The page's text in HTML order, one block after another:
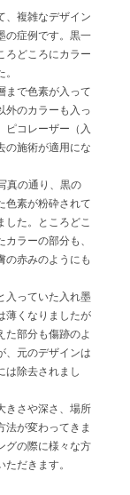
、複雑なデザイン
の症例です。黒一
ろどころにカラー
まで色素が入って
外のカラーも入っ
ピコレーザー（入
の施術が適用にな
真の通り、黒の
色素が粉砕されて
した。ところどこ
ラーの部分も、
の赤みのようにも
入っていた入れ墨
薄くなりましたが
た部分も傷跡のよ
、元のデザインは
は除去されまし
きさや深さ、場所
法が変わってきま
グの際に様々な方
だきます。